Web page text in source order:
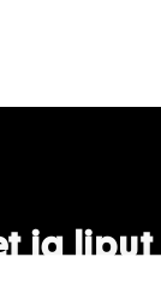
ja liput